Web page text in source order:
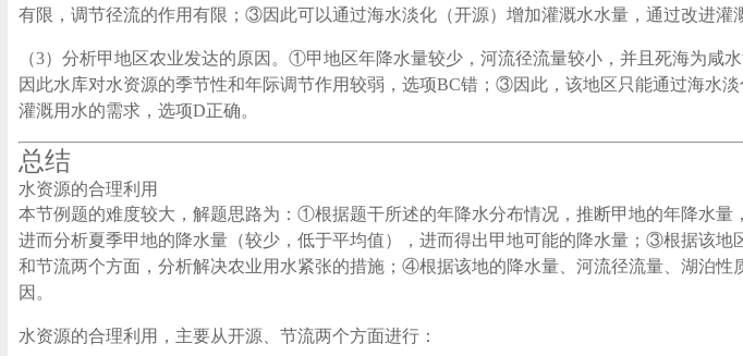
有限，调节径流的作用有限；③因此可以通过海水淡化（开源）增加灌溉水水量，通过改进灌
（3）分析甲地区农业发达的原因。①甲地区年降水量较少，河流径流量较小，并且死海为
因此水库对水资源的季节性和年际调节作用较弱，选项BC错；③因此，该地区只能通过海水
灌溉用水的需求，选项D正确。
总结
水资源的合理利用
本节例题的难度较大，解题思路为：①根据题干所述的年降水分布情况，推断甲地的年降水
进而分析夏季甲地的降水量（较少，低于平均值），进而得出甲地可能的降水量；③根据该
和节流两个方面，分析解决农业用水紧张的措施；④根据该地的降水量、河流径流量、湖泊
因。
水资源的合理利用，主要从开源、节流两个方面进行：